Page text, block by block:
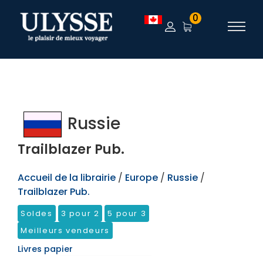
TEST 0
Russie
Trailblazer Pub.
Accueil de la librairie / Europe / Russie /
Trailblazer Pub.
Soldes 3 pour 2
5 pour 3
Meilleurs vendeurs
Livres papier